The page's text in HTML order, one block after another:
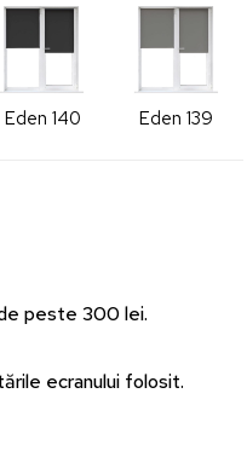
Eden 140 Eden 139
peste 300 lei.
ecranului folosit.